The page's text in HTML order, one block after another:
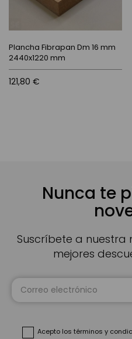
Plancha Fibrapan Dm 16 mm
2440x1220 mm
121,80 €
Nunca te
Suscríbete a nuestra
mejores
Acepto los términos y